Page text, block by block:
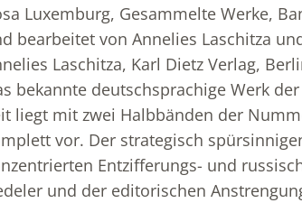
Luxemburg, Gesammelte Werke,
bearbeitet von Annelies Laschitza
Laschitza, Karl Dietz Verlag,
bekannte deutschsprachige Werk
liegt mit zwei Halbbänden der
vor. Der strategisch
Entzifferungs- und
und der editorischen